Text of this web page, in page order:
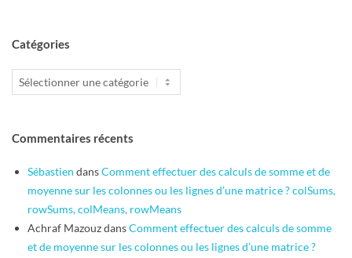
Catégories
Catégories
Commentaires récents
Sébastien dansComment effectuer des calculs de somme et de
moyenne sur les colonnes ou les lignes d’une matrice ? colSums,
rowSums, colMeans, rowMeans
Achraf MazouzdansComment effectuer des calculs de somme
et de moyenne sur les colonnes ou les lignes d’une matrice ?